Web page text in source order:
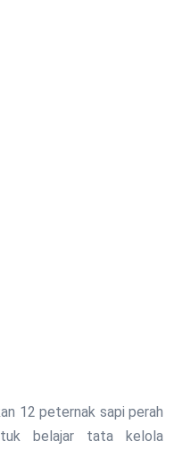
12 peternak sapi perah
belajar tata kelola